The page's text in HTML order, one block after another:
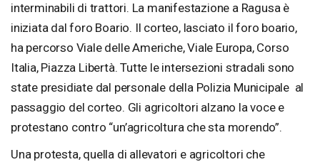
interminabili di trattori. La manifestazione a Ragusa è
iniziata dal foro Boario. Il corteo, lasciato il foro boario,
ha percorso Viale delle Americhe, Viale Europa, Corso
Italia, Piazza Libertà. Tutte le intersezioni stradali sono
state presidiate dal personale della Polizia Municipale al
passaggio del corteo. Gli agricoltori alzano la voce e
protestano contro “un’agricoltura che sta morendo”.
Una protesta, quella di allevatori e agricoltori che